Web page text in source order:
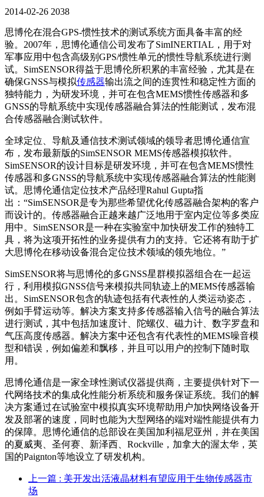
2014-02-26 2038
思博伦在混合GPS-惯性技术的测试系统方面具备丰富的经
验。2007年，思博伦通信公司发布了SimINERTIAL，用于对
军事应用中包含高级别GPS/惯性单元的惯性导航系统进行测
试。SimSENSOR得益于思博伦所积累的丰富经验，尤其是在
确保GNSS与模拟传感器输出流之间的连贯性和稳定性方面的
独特能力，为研发环境，并可在包含MEMS惯性传感器和多
GNSS的导航系统中实现传感器融合算法的性能测试，发布混
合传感器融合测试软件。
全球定位、导航及通信技术测试领域的领导者思博伦通信宣
布，发布最新版的SimSENSOR MEMS传感器模拟软件。
SimSENSOR的设计目标是研发环境，并可在包含MEMS惯性
传感器和多GNSS的导航系统中实现传感器融合算法的性能测
试。思博伦通信定位技术产品经理Rahul Gupta指
出：“SimSENSOR是专为那些希望优化传感器融合架构的客户
而设计的。传感器融合正越来越广泛地用于室内定位等多类应
用中。SimSENSOR是一种在实验室中加快研发工作的独特工
具，将为这项开拓性的业务提供有力的支持。它还将有助于扩
大思博伦在移动设备混合定位技术领域的领先地位。”
SimSENSOR将与思博伦的多GNSS星群模拟器组合在一起运
行，利用模拟GNSS信号来模拟共同轨迹上的MEMS传感器输
出。SimSENSOR包含的轨迹包括有代表性的人类运动姿态，
例如手臂运动等。解决方案支持多传感器输入信号的融合算法
进行测试，其中包括加速度计、陀螺仪、磁力计、数字罗盘和
气压高度传感器。解决方案中还包含有代表性的MEMS噪音模
型和错误，例如偏差和飘移，并且可以用户的控制下随时取
用。
思博伦通信是一家全球性测试仪器提供商，主要提供针对下一
代网络技术的集成化性能分析系统和服务保证系统。我们的解
决方案通过在试验室中模拟真实环境帮助用户加快网络设备开
发及部署的速度，同时也能为大型网络的端对端性能提供有力
的保障。思博伦通信的总部设在美国加利福尼亚州，并在美国
的夏威夷、圣何赛、新泽西、Rockville，加拿大的渥太华，英
国的Paignton等地设立了研发机构。
上一篇 : 美开发出活液晶材料有望应用于生物传感器市
场